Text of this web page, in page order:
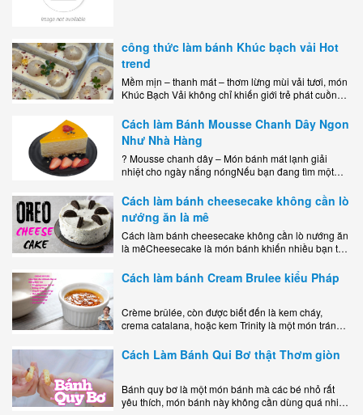
công thức làm bánh Khúc bạch vải Hot
trend
Mềm mịn – thanh mát – thơm lừng mùi vải tươi, món
Khúc Bạch Vải không chỉ khiến giới trẻ phát cuồng
Cách làm Bánh Mousse Chanh Dây Ngon
Như Nhà Hàng
? Mousse chanh dây – Món bánh mát lạnh giải
nhiệt cho ngày nắng nóngNếu bạn đang tìm một
dễ..
Cách làm bánh cheesecake không cần lò
nướng ăn là mê
Cách làm bánh cheesecake không cần lò nướng ăn
là mêCheesecake là món bánh khiến nhiều bạn trẻ
kem..
Cách làm bánh Cream Brulee kiểu Pháp
Crème brûlée, còn được biết đến là kem cháy,
crema catalana, hoặc kem Trinity là một món tráng
lớp..
Cách Làm Bánh Qui Bơ thật Thơm giòn
Bánh quy bơ là một món bánh mà các bé nhỏ rất
yêu thích, món bánh này không cần dùng quá nhiều